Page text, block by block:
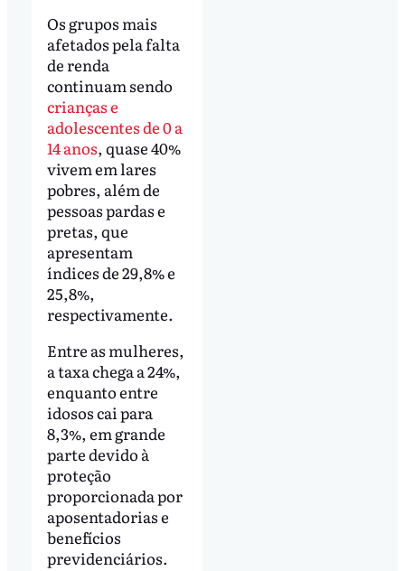
Os grupos mais
afetados pela falta
de renda
continuam sendo
crianças e
adolescentes de 0 a
14 anos, quase 40%
vivem em lares
pobres, além de
pessoas pardas e
pretas, que
apresentam
índices de 29,8% e
25,8%,
respectivamente.
Entre as mulheres,
a taxa chega a 24%,
enquanto entre
idosos cai para
8,3%, em grande
parte devido à
proteção
proporcionada por
aposentadorias e
benefícios
previdenciários.